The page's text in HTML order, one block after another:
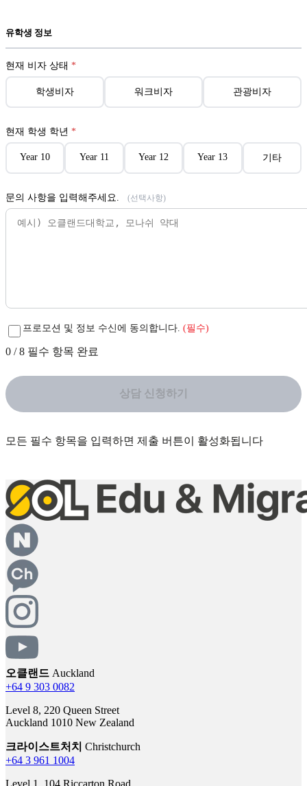
유학생 정보
현재 비자 상태 *
학생비자 워크비자 관광비자
현재 학생 학년 *
Year 10 Year 11 Year 12 Year 13 기타
문의 사항을 입력해주세요. (선택사항)
프로모션 및 정보 수신에 동의합니다. (필수)
0 /8 필수 항목 완료
상담 신청하기
모든 필수 항목을 입력하면 제출 버튼이 활성화됩니다
오클랜드 Auckland
+64 9 303 0082
Level 8, 220 Queen Street
Auckland 1010 New Zealand
크라이스트처치 Christchurch
+64 3 961 1004